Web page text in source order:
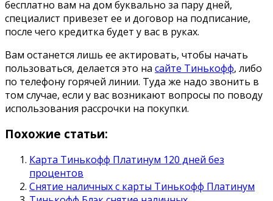
бесплатно вам на дом буквально за пару дней,
специалист привезет ее и договор на подписание,
после чего кредитка будет у вас в руках.
Вам останется лишь ее актировать, чтобы начать
пользоваться, делается это на сайте Тинькофф, либо
по телефону горячей линии. Туда же надо звонить в
том случае, если у вас возникают вопросы по поводу
использования рассрочки на покупки.
Похожие статьи:
Карта Тинькофф Платинум 120 дней без
процентов
Снятие наличных с карты Тинькофф Платинум